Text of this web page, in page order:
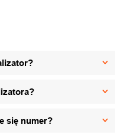
się numer?